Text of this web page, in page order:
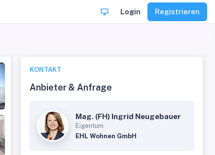
Login Registrieren
KONTAKT
Anbieter & Anfrage
Mag. (FH) Ingrid Neugebauer
Eigentum
EHL Wohnen GmbH